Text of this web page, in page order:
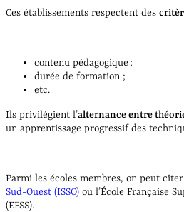
Ces établissements respectent des
contenu pédagogique ;
durée de formation ;
etc.
Ils privilégient l’alternance entre
un apprentissage progressif des
Parmi les écoles membres, on peut citer
Sud-Ouest (ISSO) ou l’École Française
(EFSS).